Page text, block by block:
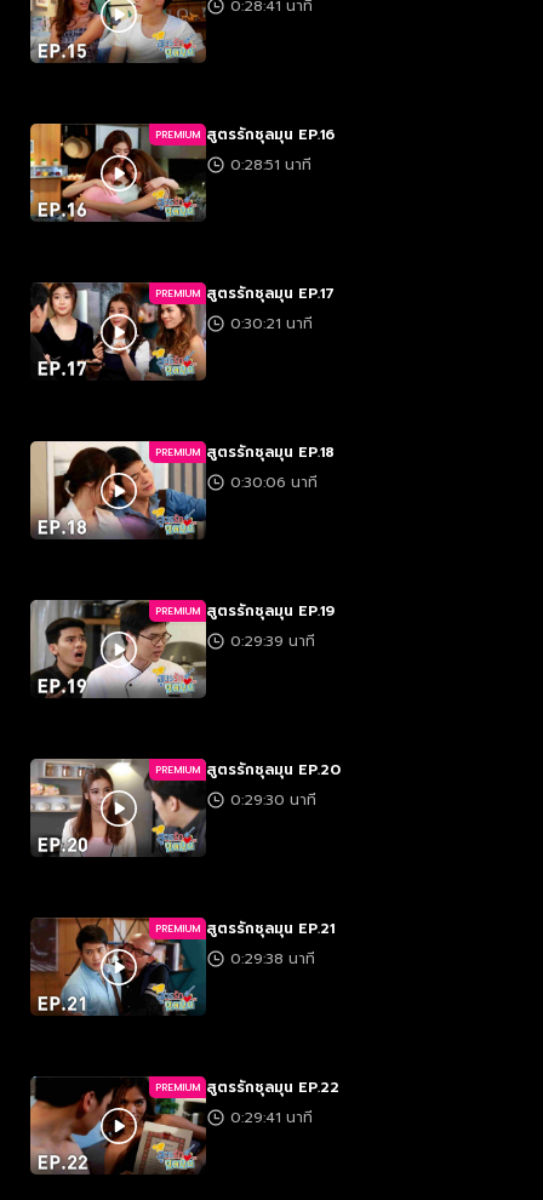
0:28:41 นาที
PREMIUM สูตรรักชุลมุน EP.16
0:28:51 นาที
PREMIUM สูตรรักชุลมุน EP.17
0:30:21 นาที
PREMIUM สูตรรักชุลมุน EP.18
0:30:06 นาที
PREMIUM สูตรรักชุลมุน EP.19
0:29:39 นาที
PREMIUM สูตรรักชุลมุน EP.20
0:29:30 นาที
PREMIUM สูตรรักชุลมุน EP.21
0:29:38 นาที
PREMIUM สูตรรักชุลมุน EP.22
0:29:41 นาที